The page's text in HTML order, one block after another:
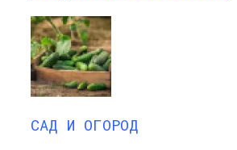
САД И ОГОРОД